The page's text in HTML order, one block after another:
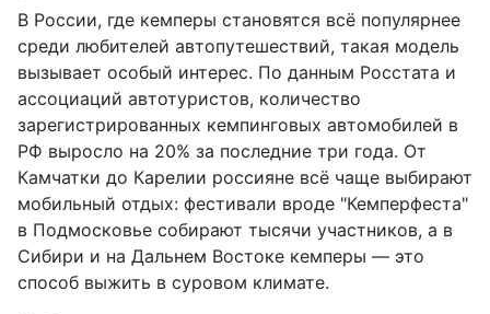
В России, где кемперы становятся всё популярнее
среди любителей автопутешествий, такая модель
вызывает особый интерес. По данным Росстата и
ассоциаций автотуристов, количество
зарегистрированных кемпинговых автомобилей в
РФ выросло на 20% за последние три года. От
Камчатки до Карелии россияне всё чаще выбирают
мобильный отдых: фестивали вроде "Кемперфеста"
в Подмосковье собирают тысячи участников, а в
Сибири и на Дальнем Востоке кемперы — это
способ выжить в суровом климате.